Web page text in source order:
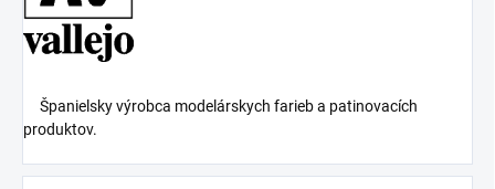
Španielsky výrobca modelárskych farieb a patinovacích
produktov.